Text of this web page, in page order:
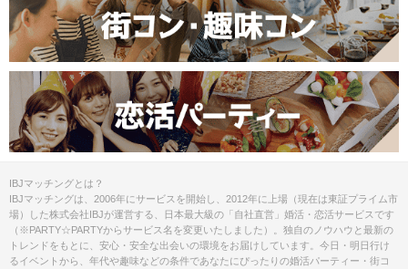
IBJマッチングとは？
IBJマッチングは、2006年にサービスを開始し、2012年に上場（現在は東証プライム市
場）した株式会社IBJが運営する、日本最大級の「自社直営」婚活・恋活サービスです
（※PARTY☆PARTYからサービス名を変更いたしました）。独自のノウハウと最新の
トレンドをもとに、安心・安全な出会いの環境をお届けしています。今日・明日行け
るイベントから、年代や趣味などの条件であなたにぴったりの婚活パーティー・街コ